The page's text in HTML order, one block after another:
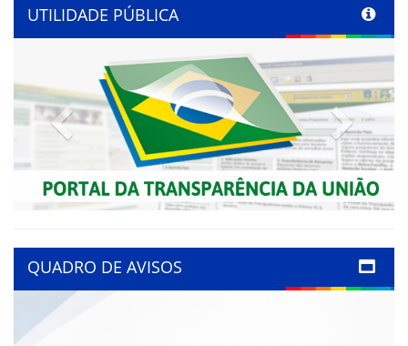
UTILIDADE PÚBLICA
Previous Next
QUADRO DE AVISOS